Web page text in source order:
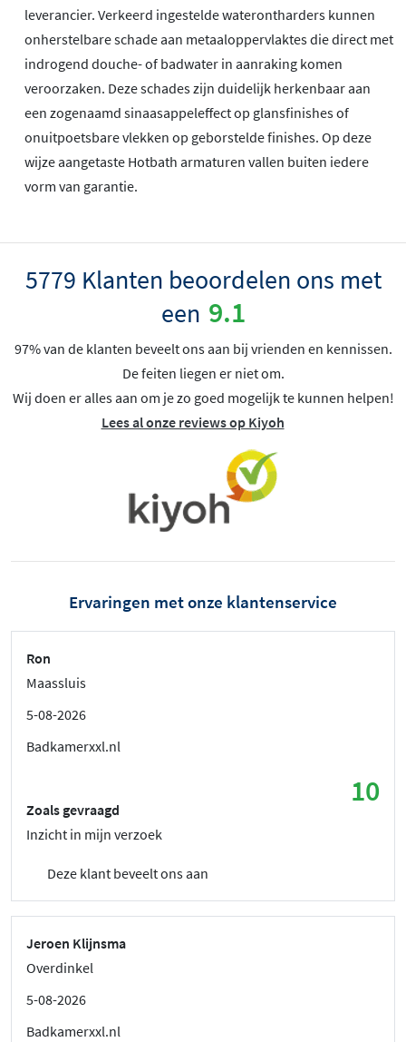
leverancier. Verkeerd ingestelde waterontharders kunnen
onherstelbare schade aan metaaloppervlaktes die direct met
indrogend douche- of badwater in aanraking komen
veroorzaken. Deze schades zijn duidelijk herkenbaar aan
een zogenaamd sinaasappeleffect op glansfinishes of
onuitpoetsbare vlekken op geborstelde finishes. Op deze
wijze aangetaste Hotbath armaturen vallen buiten iedere
vorm van garantie.
5779 Klanten beoordelen ons met
een 9.1
97% van de klanten beveelt ons aan bij vrienden en kennissen.
De feiten liegen er niet om.
Wij doen er alles aan om je zo goed mogelijk te kunnen helpen!
Lees al onze reviews op Kiyoh
Ervaringen met onze klantenservice
Ron
Maassluis
5-08-2026
Badkamerxxl.nl
10
Zoals gevraagd
Inzicht in mijn verzoek
Deze klant beveelt ons aan
Jeroen Klijnsma
Overdinkel
5-08-2026
Badkamerxxl.nl